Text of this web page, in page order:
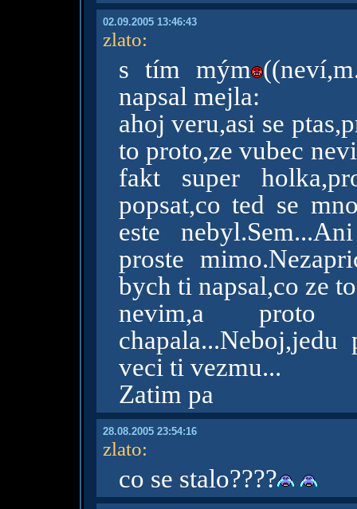
02.09.2005 13:46:43
zlato:
s tím mým
napsal mejla:
ahoj veru,asi se
to proto,ze vubec
fakt super
popsat,co ted se
este
proste
bych ti napsal,co ze
nevim,a proto
veci ti vezmu...
Zatim pa
28.08.2005 23:54:16
zlato:
co se stalo????